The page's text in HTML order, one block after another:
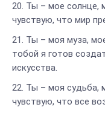
Ты – мое солнце,
чувствую, что мир
Ты – моя муза,
тобой я готов
искусства.
Ты – моя судьба,
чувствую, что все